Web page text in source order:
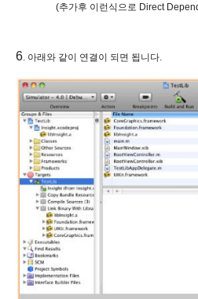
(추가후 이런식으로 Direct
6. 아래와 같이 연결이 되면 됩니다.